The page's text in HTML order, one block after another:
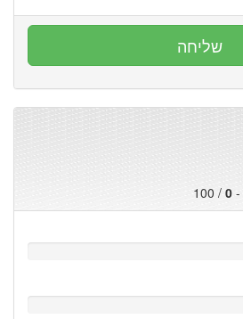
-
0
/
100